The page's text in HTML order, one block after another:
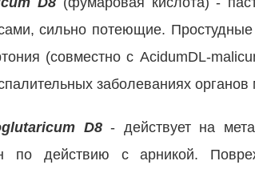
сильно потеющие. Простудные
(совместно с АcidumDL-
заболеваниях
D8- действует на
по действию с арникой.